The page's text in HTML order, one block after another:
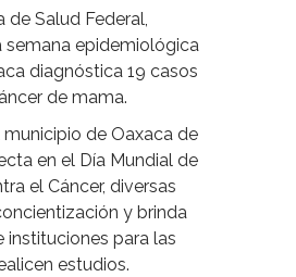
de Salud Federal,
semana epidemiológica
diagnóstica 19 casos
de mama.
municipio de Oaxaca de
en el Día Mundial de
el Cáncer, diversas
y brinda
instituciones para las
estudios.